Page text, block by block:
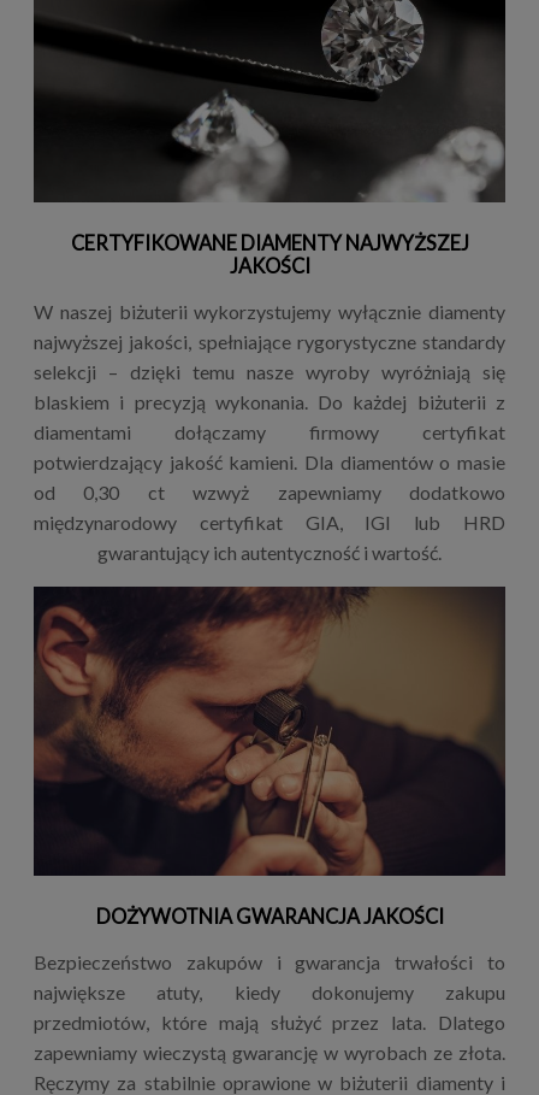
CERTYFIKOWANE DIAMENTY NAJWYŻSZEJ
JAKOŚCI
W naszej biżuterii wykorzystujemy wyłącznie diamenty
najwyższej jakości, spełniające rygorystyczne standardy
selekcji – dzięki temu nasze wyroby wyróżniają się
blaskiem i precyzją wykonania. Do każdej biżuterii z
diamentami dołączamy firmowy certyfikat
potwierdzający jakość kamieni. Dla diamentów o masie
od 0,30 ct wzwyż zapewniamy dodatkowo
międzynarodowy certyfikat GIA, IGI lub HRD
gwarantujący ich autentyczność i wartość.
DOŻYWOTNIA GWARANCJA JAKOŚCI
Bezpieczeństwo zakupów i gwarancja trwałości to
największe atuty, kiedy dokonujemy zakupu
przedmiotów, które mają służyć przez lata. Dlatego
zapewniamy wieczystą gwarancję w wyrobach ze złota.
Ręczymy za stabilnie oprawione w biżuterii diamenty i